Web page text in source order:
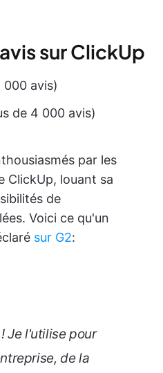
sur ClickUp
000 avis)
de 4 000 avis)
par les
ClickUp, louant sa
de
Voici ce qu'un
sur G2:
Je l'utilise pour
de la